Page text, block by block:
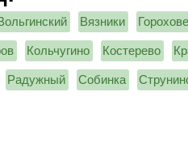
Вязники
Кольчугино Костерево
Радужный Собинка